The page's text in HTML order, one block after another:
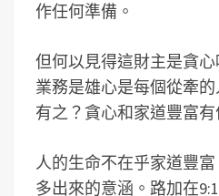
作任何準備。
但何以見得這財主是貪
業務是雄心是每個從牽
有之？貪心和家道豐富有
人的生命不在乎家道豐
多出來的意涵。路加在